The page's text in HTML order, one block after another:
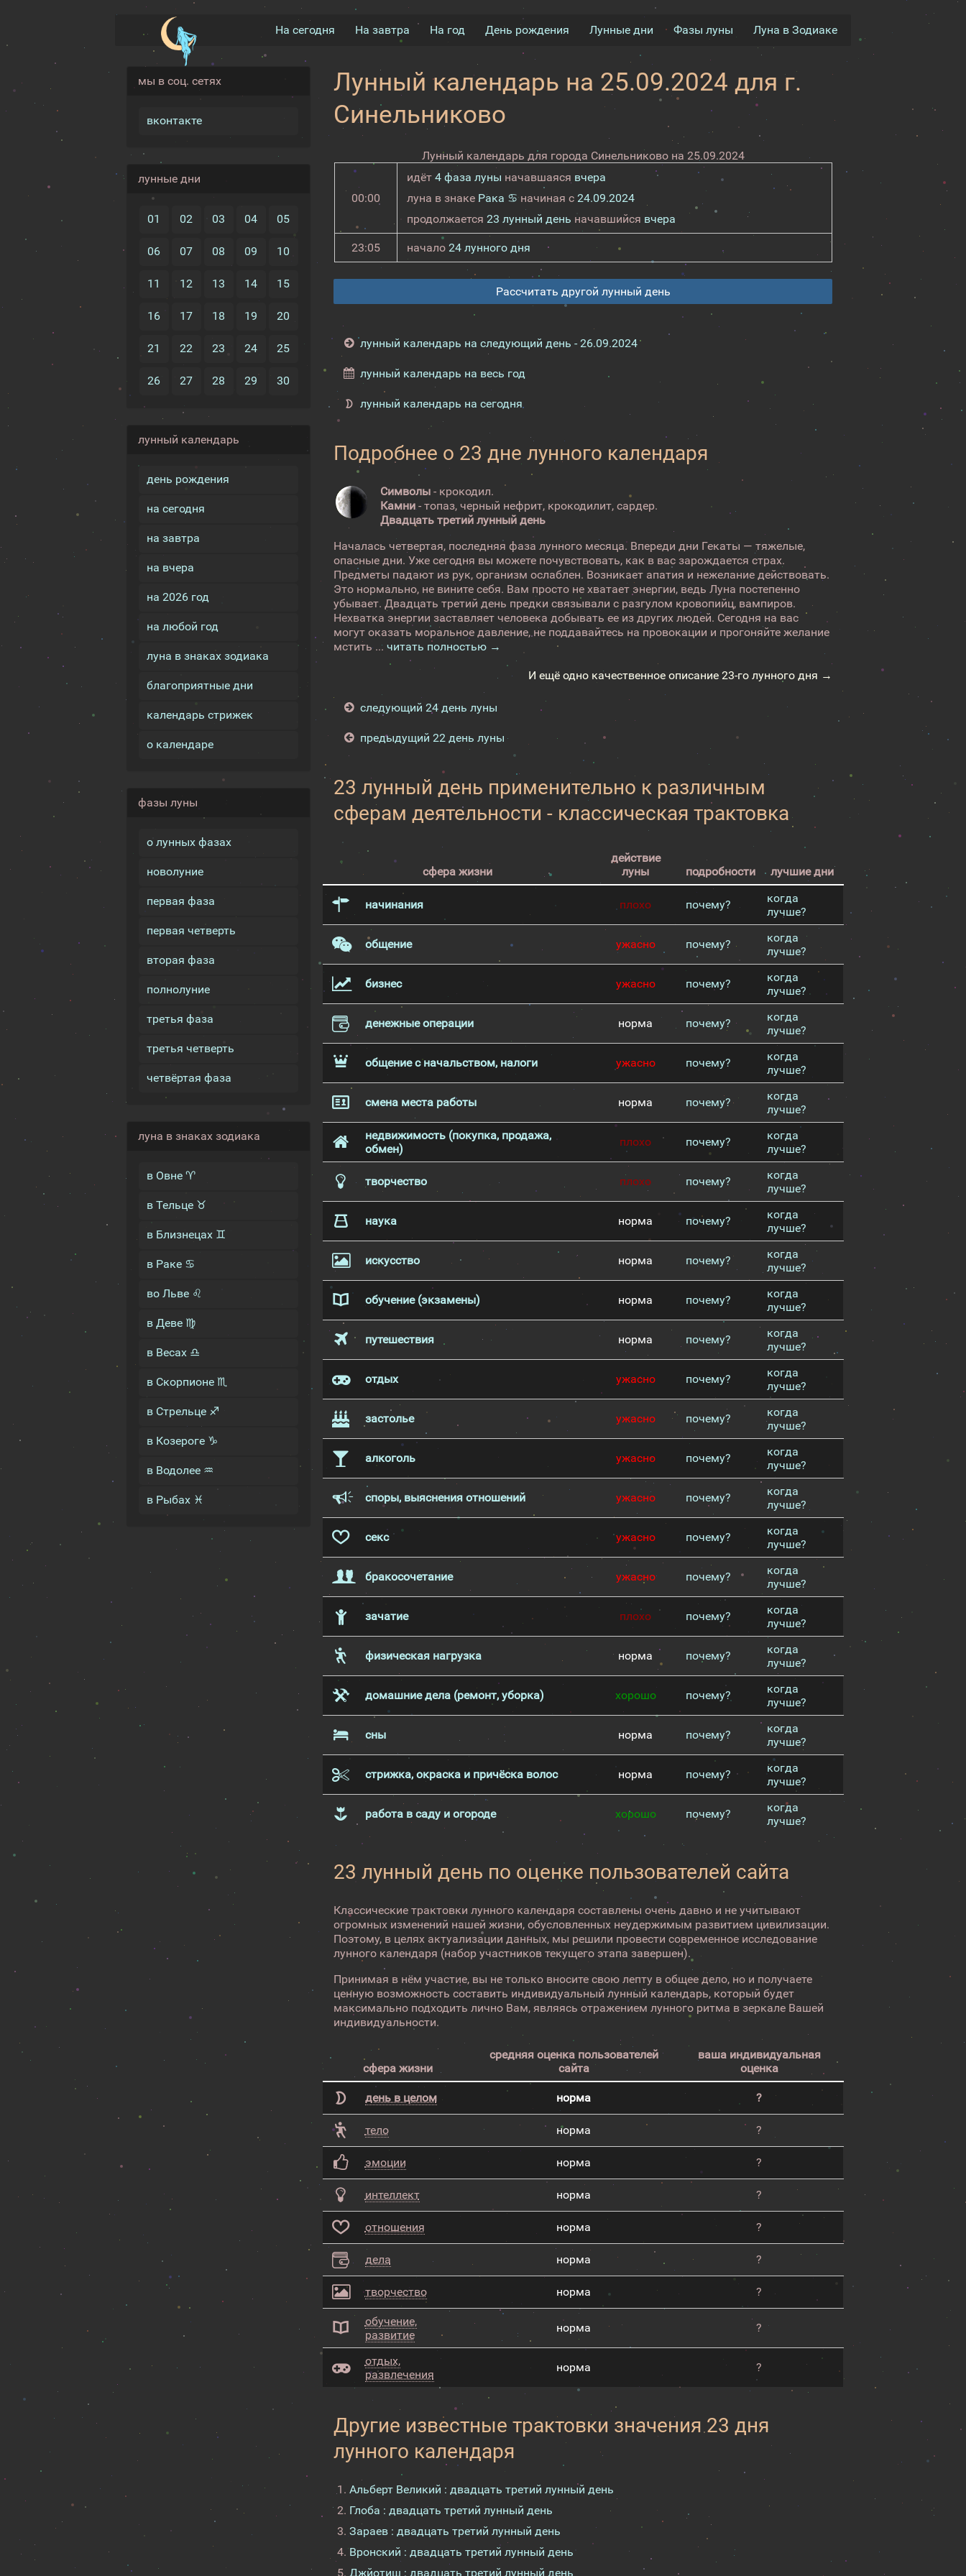
На сегодня На завтра На год День рождения Лунные дни Фазы луны Луна в Зодиаке
мы в соц. сетях
вконтакте
лунные дни
01 02 03 04 05
06 07 08 09 10
11 12 13 14 15
16 17 18 19 20
21 22 23 24 25
26 27 28 29 30
лунный календарь
день рождения
на сегодня
на завтра
на вчера
на 2026 год
на любой год
луна в знаках зодиака
благоприятные дни
календарь стрижек
о календаре
фазы луны
о лунных фазах
новолуние
первая фаза
первая четверть
вторая фаза
полнолуние
третья фаза
третья четверть
четвёртая фаза
луна в знаках зодиака
в Овне ♈
в Тельце ♉
в Близнецах ♊
в Раке ♋
во Льве ♌
в Деве ♍
в Весах ♎
в Скорпионе ♏
в Стрельце ♐
в Козероге ♑
в Водолее ♒
в Рыбах ♓
Лунный календарь на 25.09.2024 для г.
Синельниково
Лунный календарь для города Синельниково на 25.09.2024
00:00
идёт 4 фаза луны начавшаяся вчера
луна в знаке Рака ♋начиная с 24.09.2024
продолжается 23 лунный день начавшийся вчера
23:05 начало 24 лунного дня
Рассчитать другой лунный день
лунный календарь на следующий день - 26.09.2024
лунный календарь на весь год
лунный календарь на сегодня
Подробнее о 23 дне лунного календаря
Символы - крокодил.
Камни- топаз, черный нефрит, крокодилит, сардер.
Двадцать третий лунный день
Началась четвертая, последняя фаза лунного месяца. Впереди дни Гекаты — тяжелые,
опасные дни. Уже сегодня вы можете почувствовать, как в вас зарождается страх.
Предметы падают из рук, организм ослаблен. Возникает апатия и нежелание действовать.
Это нормально, не вините себя. Вам просто не хватает энергии, ведь Луна постепенно
убывает. Двадцать третий день предки связывали с разгулом кровопийц, вампиров.
Нехватка энергии заставляет человека добывать ее из других людей. Сегодня на вас
могут оказать моральное давление, не поддавайтесь на провокации и прогоняйте желание
мстить ...читать полностью →
И ещё одно качественное описание 23-го лунного дня →
следующий 24 день луны
предыдущий 22 день луны
23 лунный день применительно к различным
сферам деятельности - классическая трактовка
сфера жизни
действие
луны
подробности лучшие дни
начинания плохо почему?
когда
лучше?
общение ужасно почему?
когда
лучше?
бизнес ужасно почему?
когда
лучше?
денежные операции норма почему?
когда
лучше?
общение с начальством, налоги ужасно почему?
когда
лучше?
смена места работы норма почему?
когда
лучше?
недвижимость (покупка, продажа,
обмен)
плохо почему?
когда
лучше?
творчество плохо почему?
когда
лучше?
наука норма почему?
когда
лучше?
искусство норма почему?
когда
лучше?
обучение (экзамены) норма почему?
когда
лучше?
путешествия норма почему?
когда
лучше?
отдых ужасно почему?
когда
лучше?
застолье ужасно почему?
когда
лучше?
алкоголь ужасно почему?
когда
лучше?
споры, выяснения отношений ужасно почему?
когда
лучше?
секс ужасно почему?
когда
лучше?
бракосочетание ужасно почему?
когда
лучше?
зачатие плохо почему?
когда
лучше?
физическая нагрузка норма почему?
когда
лучше?
домашние дела (ремонт, уборка) хорошо почему?
когда
лучше?
сны норма почему?
когда
лучше?
стрижка, окраска и причёска волос норма почему?
когда
лучше?
работа в саду и огороде хорошо почему?
когда
лучше?
23 лунный день по оценке пользователей сайта
Классические трактовки лунного календаря составлены очень давно и не учитывают
огромных изменений нашей жизни, обусловленных неудержимым развитием цивилизации.
Поэтому, в целях актуализации данных, мы решили провести современное исследование
лунного календаря (набор участников текущего этапа завершен).
Принимая в нём участие, вы не только вносите свою лепту в общее дело, но и получаете
ценную возможность составить индивидуальный лунный календарь, который будет
максимально подходить лично Вам, являясь отражением лунного ритма в зеркале Вашей
индивидуальности.
сфера жизни
средняя оценка пользователей
сайта
ваша индивидуальная
оценка
день в целом норма ?
тело норма ?
эмоции норма ?
интеллект норма ?
отношения норма ?
дела норма ?
творчество норма ?
обучение,
развитие
норма ?
отдых,
развлечения
норма ?
Другие известные трактовки значения 23 дня
лунного календаря
Альберт Великий : двадцать третий лунный день
Глоба : двадцать третий лунный день
Зараев : двадцать третий лунный день
Вронский : двадцать третий лунный день
Джйотиш : двадцать третий лунный день